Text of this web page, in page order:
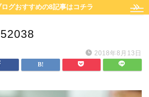
ログおすすめの8記事はコチラ
2018年8月13日